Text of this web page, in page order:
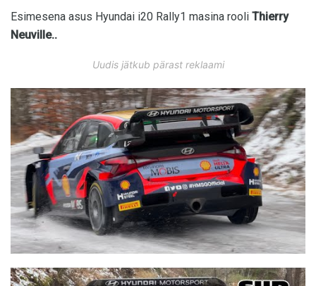
Esimesena asus Hyundai i20 Rally1 masina rooli Thierry
Neuville..
Uudis jätkub pärast reklaami